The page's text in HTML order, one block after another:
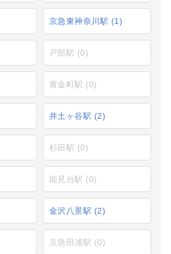
京急東神奈川駅 (1)
戸部駅 (0)
黄金町駅 (0)
井土ヶ谷駅 (2)
杉田駅 (0)
能見台駅 (0)
金沢八景駅 (2)
京急田浦駅 (0)